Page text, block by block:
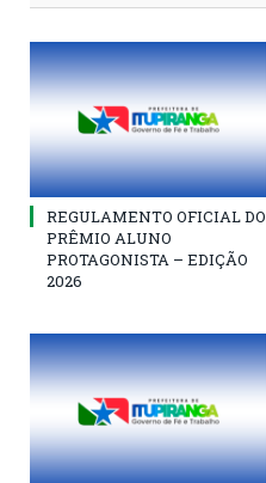
REGULAMENTO OFICIAL DO
PRÊMIO ALUNO
PROTAGONISTA – EDIÇÃO
2026